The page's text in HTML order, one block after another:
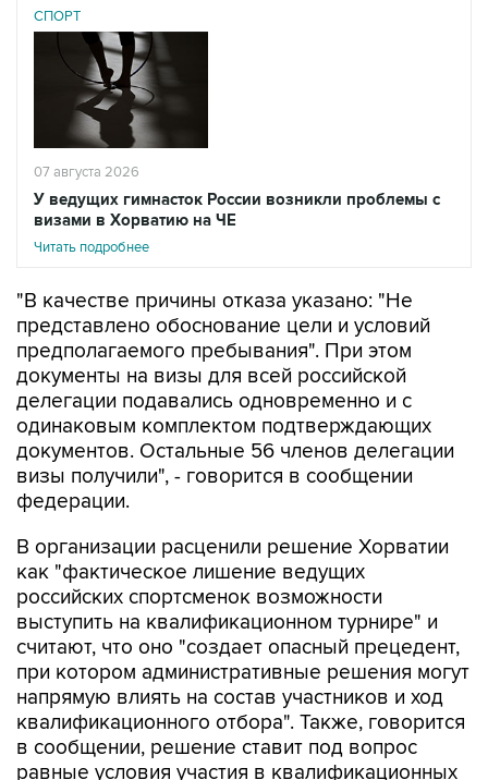
СПОРТ
07 августа 2026
У ведущих гимнасток России возникли проблемы с
визами в Хорватию на ЧЕ
Читать подробнее
"В качестве причины отказа указано: "Не
представлено обоснование цели и условий
предполагаемого пребывания". При этом
документы на визы для всей российской
делегации подавались одновременно и с
одинаковым комплектом подтверждающих
документов. Остальные 56 членов делегации
визы получили", - говорится в сообщении
федерации.
В организации расценили решение Хорватии
как "фактическое лишение ведущих
российских спортсменок возможности
выступить на квалификационном турнире" и
считают, что оно "создает опасный прецедент,
при котором административные решения могут
напрямую влиять на состав участников и ход
квалификационного отбора". Также, говорится
в сообщении, решение ставит под вопрос
равные условия участия в квалификационных